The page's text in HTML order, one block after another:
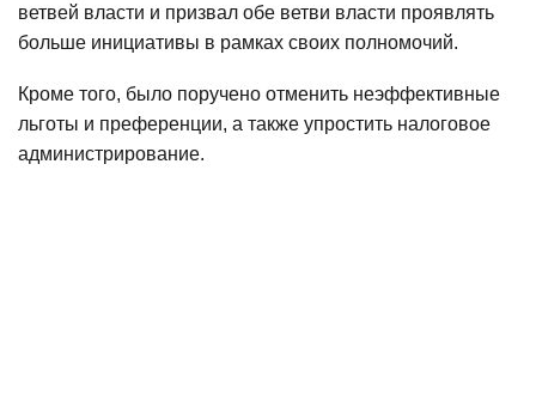
ветвей власти и призвал обе ветви власти проявлять
больше инициативы в рамках своих полномочий.
Кроме того, было поручено отменить неэффективные
льготы и преференции, а также упростить налоговое
администрирование.